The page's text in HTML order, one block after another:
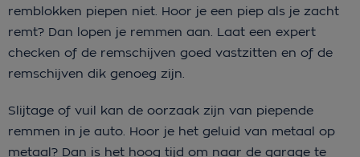
remblokken piepen niet. Hoor je een piep als je zacht
remt? Dan lopen je remmen aan. Laat een expert
checken of de remschijven goed vastzitten en of de
remschijven dik genoeg zijn.
Slijtage of vuil kan de oorzaak zijn van piepende
remmen in je auto. Hoor je het geluid van metaal op
metaal? Dan is het hoog tijd om naar de garage te